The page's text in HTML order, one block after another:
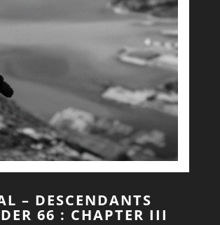
– DESCENDANTS
66 : CHAPTER III